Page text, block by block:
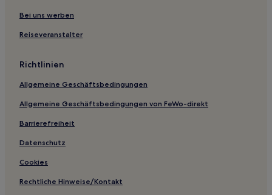
Juiz de Fora Hotels
Cristiano Otoni Hotels
Coimbra Hotels
Hotels nahe Usina Hidrelétrica de Marmelos
Hotels nahe Praça Agassis
Francisco Bernardino: Hotels
Leopoldina Hotels
Barreira do Triunfo: Hotels
Familien in Belo Horizonte
Bei uns werben
Reiseveranstalter
Richtlinien
Allgemeine Geschäftsbedingungen
Allgemeine Geschäftsbedingungen von FeWo-direkt
Barrierefreiheit
Datenschutz
Cookies
Rechtliche Hinweise/Kontakt